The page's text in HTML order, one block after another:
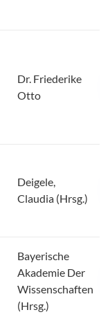
Dr. Friederike
Otto
Deigele,
Claudia (Hrsg.)
Bayerische
Akademie Der
Wissenschaften
(Hrsg.)